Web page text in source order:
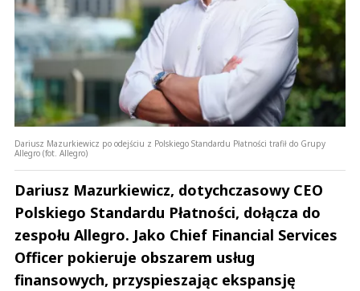
Dariusz Mazurkiewicz po odejściu z Polskiego Standardu Płatności trafił do Grupy
Allegro (fot. Allegro)
Dariusz Mazurkiewicz, dotychczasowy CEO
Polskiego Standardu Płatności, dołącza do
zespołu Allegro. Jako Chief Financial Services
Officer pokieruje obszarem usług
finansowych, przyspieszając ekspansję